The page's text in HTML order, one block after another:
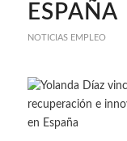
ESPAÑA
NOTICIAS EMPLEO